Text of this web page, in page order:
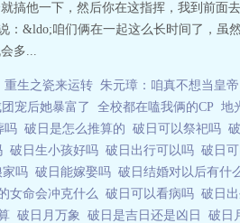
搞他一下，然后你在这指挥，我到前面
：&ldo;咱们俩在一起这么长时间了，虽
多...
重生之瓷来运转 朱元璋：咱真不想当皇帝
宠后她暴富了 全校都在嗑我俩的CP 地
吗 破日是怎么推算的 破日可以祭祀吗
破日生小孩好吗 破日出行可以吗 破日
家吗 破日能嫁娶吗 破日结婚对以后有什
女命会冲克什么 破日可以看病吗 破日
破日月万象 破日是吉日还是凶日 破日